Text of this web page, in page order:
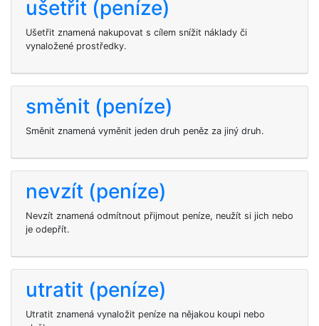
ušetřit (peníze)
Ušetřit znamená nakupovat s cílem snížit náklady či
vynaložené prostředky.
směnit (peníze)
Směnit znamená vyměnit jeden druh peněz za jiný druh.
nevzít (peníze)
Nevzít znamená odmítnout přijmout peníze, neužít si jich nebo
je odepřít.
utratit (peníze)
Utratit znamená vynaložit peníze na nějakou koupi nebo